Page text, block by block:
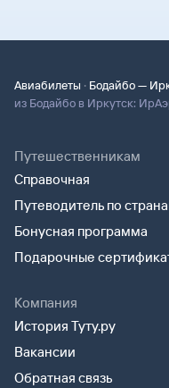
Авиабилеты · Бодайбо —
из Бодайбо в Иркутск:
Путешественникам
Справочная
Путеводитель по
Бонусная программа
Подарочные
Компания
История Туту.ру
Вакансии
Обратная связь